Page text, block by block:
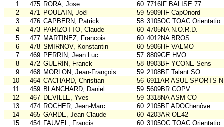
1
475 RORA, Jose 60 7716IF BALISE 77
2
471 POULAIN, Joël 59 5909HF CapOnord
3
476 CAPBERN, Patrick 58 3105OC TOAC Orientatio
4
473 PARIZOTTO, Claude 60 4705NA N.O.R.D.
5
477 MARTINEZ, Francois 60 4012NA BROS
6
478 SMIRNOV, Konstantin 60 5906HF VALMO
7
469 PERRIN, Jean Luc 57 8809GE HVO
8
472 GUERIN, Franck 58 8903BF YCONE-Sens
9
468 MORLON, Jean-François 59 2108BF Talant SO
10
464 CACHARD, Christian 56 6911AR ASUL SPORTS
11
459 BLANCHARD, Daniel 59 5609BR COPV
12
467 DEVILLE, Yves 59 3318NA ASM CO
13
474 ROCHER, Jean-Marc 60 2105BF ADOChenôve
14
465 GARDE, Jean-Claude 60 4203AR OE42
15
454 FAUVEL, Francis 60 3105OC TOAC Orientatio